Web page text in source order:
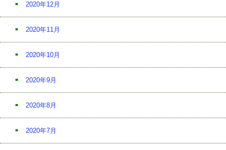
2020年12月
2020年11月
2020年10月
2020年9月
2020年8月
2020年7月